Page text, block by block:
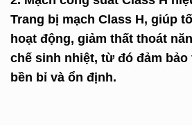
Trang bị mạch Class H, giúp
hoạt động, giảm thất thoát
chế sinh nhiệt, từ đó đảm bảo
bền bỉ và ổn định.